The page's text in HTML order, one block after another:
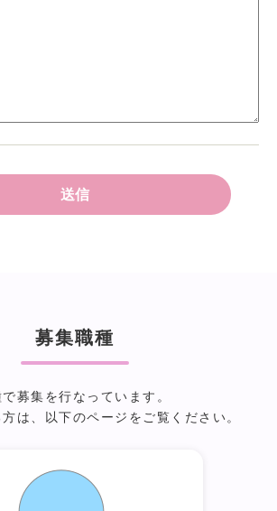
募集職種
募集を行なっています。
は、以下のページをご覧ください。